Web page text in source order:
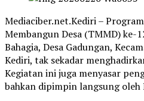
Mediaciber.net.Kediri –
Membangun Desa (TMMD) ke-
Bahagia, Desa Gadungan,
Kediri, tak sekadar
Kegiatan ini juga menyasar
bahkan dipimpin langsung oleh